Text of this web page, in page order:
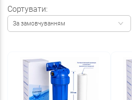
Сортувати:
За замовчуванням